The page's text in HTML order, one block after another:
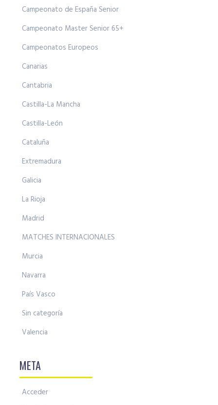
Campeonato de España Senior
Campeonato Master Senior 65+
Campeonatos Europeos
Canarias
Cantabria
Castilla-La Mancha
Castilla-León
Cataluña
Extremadura
Galicia
La Rioja
Madrid
MATCHES INTERNACIONALES
Murcia
Navarra
País Vasco
Sin categoría
Valencia
META
Acceder